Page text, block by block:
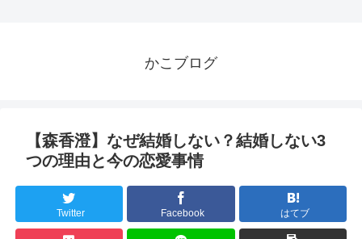
かこブログ
【森香澄】なぜ結婚しない？結婚しない3
つの理由と今の恋愛事情
Twitter Facebook はてブ